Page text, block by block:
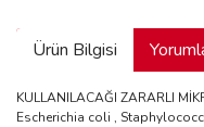
Ürün Bilgisi
KULLANILACAĞI ZARARLI
Escherichia coli ,